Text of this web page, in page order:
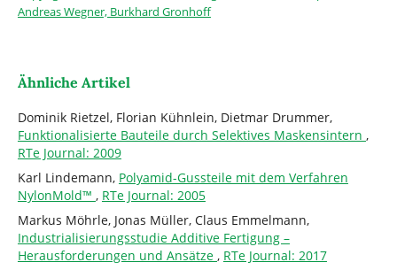
Andreas Wegner, Burkhard Gronhoff
Ähnliche Artikel
Dominik Rietzel, Florian Kühnlein, Dietmar Drummer,
Funktionalisierte Bauteile durch Selektives Maskensintern ,
RTe Journal: 2009
Karl Lindemann, Polyamid-Gussteile mit dem Verfahren
NylonMold™ , RTe Journal: 2005
Markus Möhrle, Jonas Müller, Claus Emmelmann,
Industrialisierungsstudie Additive Fertigung –
Herausforderungen und Ansätze , RTe Journal: 2017